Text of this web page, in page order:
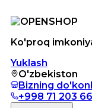
Ko'proq
Yuklash
O'zbekiston
Bizning
+998 71 203